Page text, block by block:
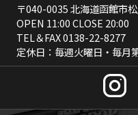
〒040-0035 北海道函館市
OPEN 11:00 CLOSE 20:00
TEL＆FAX0138-22-8277
定休日：毎週火曜日・毎月